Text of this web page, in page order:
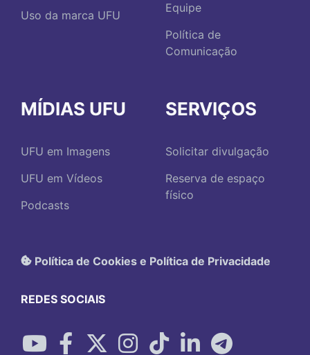
Uso da marca UFU
Equipe
Política de
Comunicação
MÍDIAS UFU
UFU em Imagens
UFU em Vídeos
Podcasts
SERVIÇOS
Solicitar divulgação
Reserva de espaço
físico
Política de Cookies e Política de Privacidade
REDES SOCIAIS